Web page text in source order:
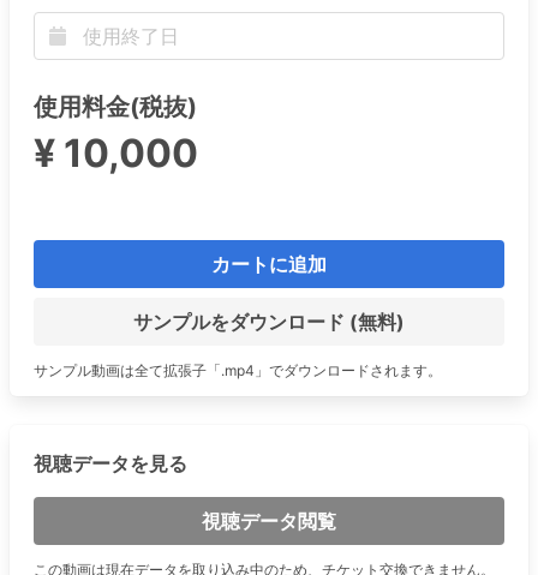
使用料金(税抜)
¥ 10,000
カートに追加
サンプルをダウンロード (無料)
サンプル動画は全て拡張子「.mp4」でダウンロードされます。
視聴データを見る
視聴データ閲覧
この動画は現在データを取り込み中のため、チケット交換できません。